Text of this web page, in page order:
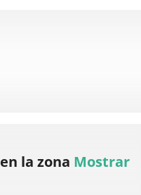
en la zona Mostrar